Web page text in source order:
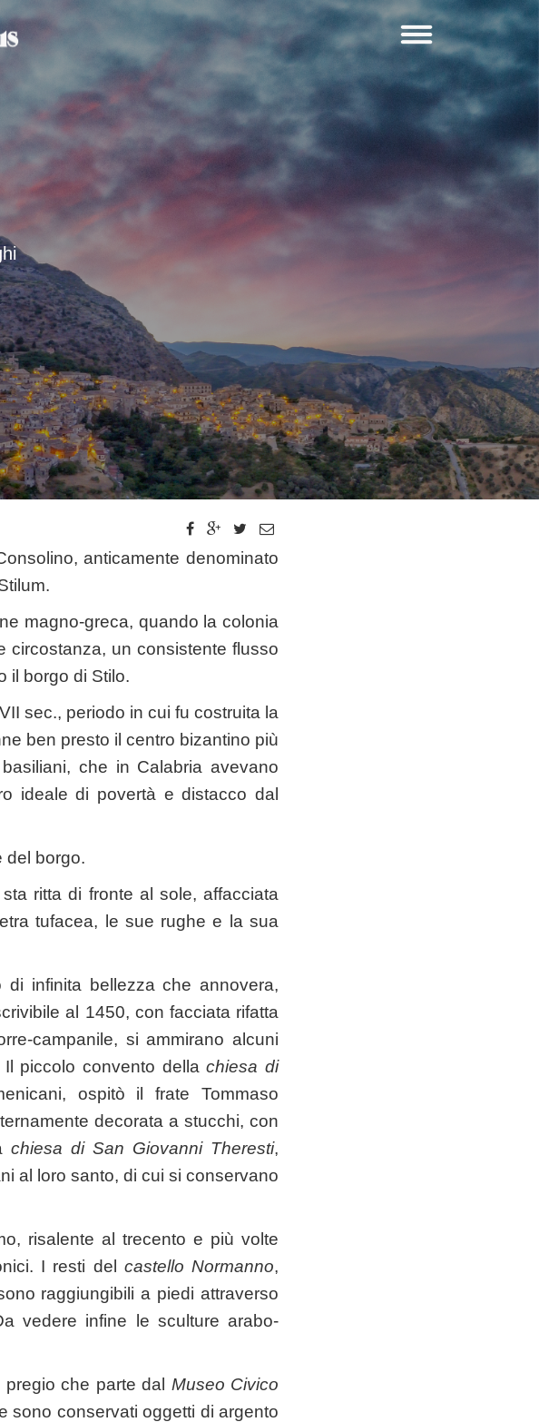
anticamente denominato
magno-greca, quando la colonia
circostanza, un consistente flusso
il borgo di Stilo.
sec., periodo in cui fu costruita la
ben presto il centro bizantino più
che in Calabria avevano
ideale di povertà e distacco dal
del borgo.
ritta di fronte al sole, affacciata
tufacea, le sue rughe e la sua
di infinita bellezza che annovera,
al 1450, con facciata rifatta
campanile, si ammirano alcuni
Il piccolo convento dellachiesa di
ospitò il frate Tommaso
decorata a stucchi, con
chiesa di San Giovanni Theresti,
al loro santo, di cui si conservano
risalente al trecento e più volte
I resti del castello Normanno,
raggiungibili a piedi attraverso
vedere infine le sculture arabo-
che parte dal Museo Civico
sono conservati oggetti di argento